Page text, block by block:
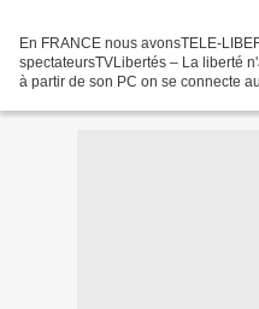
En FRANCE nous avonsTELE-
spectateursTVLibertés – La liberté
à partir de son PC on se connecte